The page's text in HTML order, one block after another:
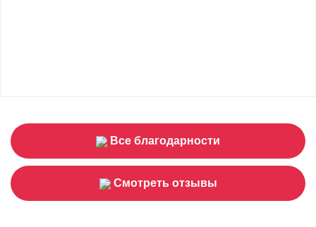
Все благодарности
Смотреть отзывы